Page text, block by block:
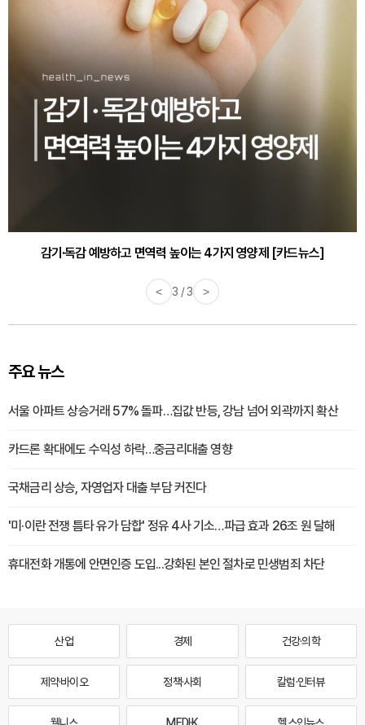
바쁜 아침, 공복에 먹기 좋은 과일 4가지 [카드뉴스]
감기·독감 예방하고 면역력 높이는 4가지 영양제 [카드뉴스]
< 3 / 3 >
주요 뉴스
서울 아파트 상승거래 57% 돌파…집값 반등, 강남 넘어 외곽까지 확산
카드론 확대에도 수익성 하락…중금리대출 영향
국채금리 상승, 자영업자 대출 부담 커진다
'미·이란 전쟁 틈타 유가 담합' 정유 4사 기소…파급 효과 26조 원 달해
휴대전화 개통에 안면인증 도입...강화된 본인 절차로 민생범죄 차단
산업 경제 건강·의학
제약·바이오 정책·사회 칼럼·인터뷰